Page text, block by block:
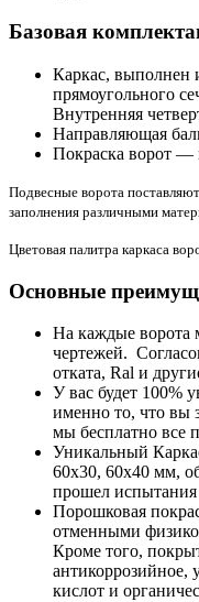
Базовая
Каркас, выполнен
прямоугольного
Внутренняя
Направляющая
Покраска ворот —
Подвесные ворота
заполнения различными
Цветовая палитра каркаса
Основные
На каждые ворота
чертежей.
отката, Ral и
У вас будет 100%
именно то, что вы
мы бесплатно все
Уникальный
60х30, 60х40 мм,
прошел испытания
Порошковая
отменными
Кроме того,
антикоррозийное,
кислот и